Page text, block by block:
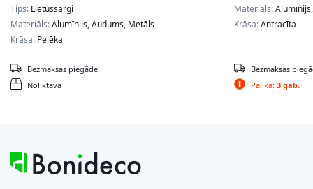
Tips: Lietussargi
Materiāls:Alumīnijs, Audums, Metāls
Krāsa: Pelēka
Noliktavā
Bezmaksas piegāde!
Materiāls:
Krāsa:Antracīta
Palika: 3 gab.
Bezmaksas